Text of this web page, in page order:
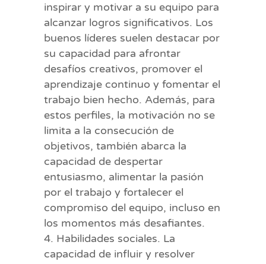
inspirar y motivar a su equipo para
alcanzar logros significativos. Los
buenos líderes suelen destacar por
su capacidad para afrontar
desafíos creativos, promover el
aprendizaje continuo y fomentar el
trabajo bien hecho. Además, para
estos perfiles, la motivación no se
limita a la consecución de
objetivos, también abarca la
capacidad de despertar
entusiasmo, alimentar la pasión
por el trabajo y fortalecer el
compromiso del equipo, incluso en
los momentos más desafiantes.
Habilidades sociales. La
capacidad de influir y resolver